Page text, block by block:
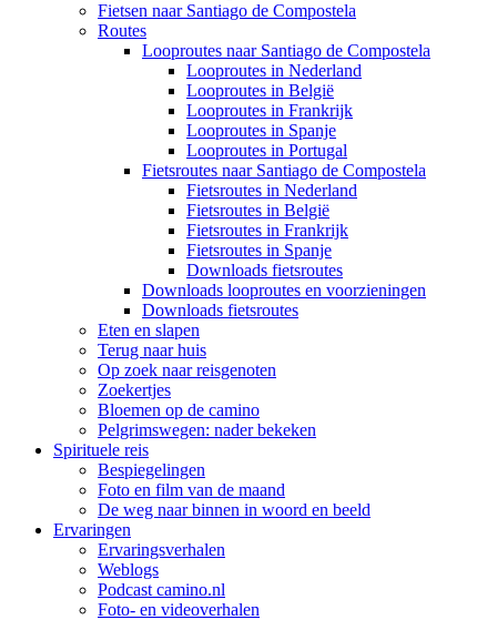
Fietsen naar Santiago de Compostela
Routes
Looproutes naar Santiago de Compostela
Looproutes in Nederland
Looproutes in België
Looproutes in Frankrijk
Looproutes in Spanje
Looproutes in Portugal
Fietsroutes naar Santiago de Compostela
Fietsroutes in Nederland
Fietsroutes in België
Fietsroutes in Frankrijk
Fietsroutes in Spanje
Downloads fietsroutes
Downloads looproutes en voorzieningen
Downloads fietsroutes
Eten en slapen
Terug naar huis
Op zoek naar reisgenoten
Zoekertjes
Bloemen op de camino
Pelgrimswegen: nader bekeken
Spirituele reis
Bespiegelingen
Foto en film van de maand
De weg naar binnen in woord en beeld
Ervaringen
Ervaringsverhalen
Weblogs
Podcast camino.nl
Foto- en videoverhalen